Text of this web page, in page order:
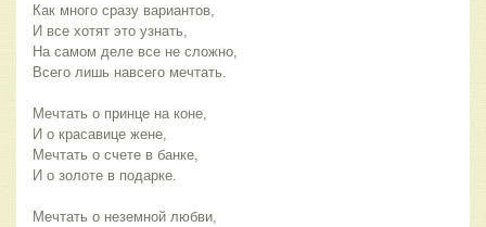
Как много сразу вариантов,
И все хотят это узнать,
На самом деле все не сложно,
Всего лишь навсего мечтать.
Мечтать о принце на коне,
И о красавице жене,
Мечтать о счете в банке,
И о золоте в подарке.
Мечтать о неземной любви,